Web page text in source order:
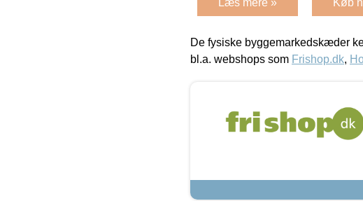
De fysiske byggemarkedskæder
bl.a. webshops som Frishop.dk,